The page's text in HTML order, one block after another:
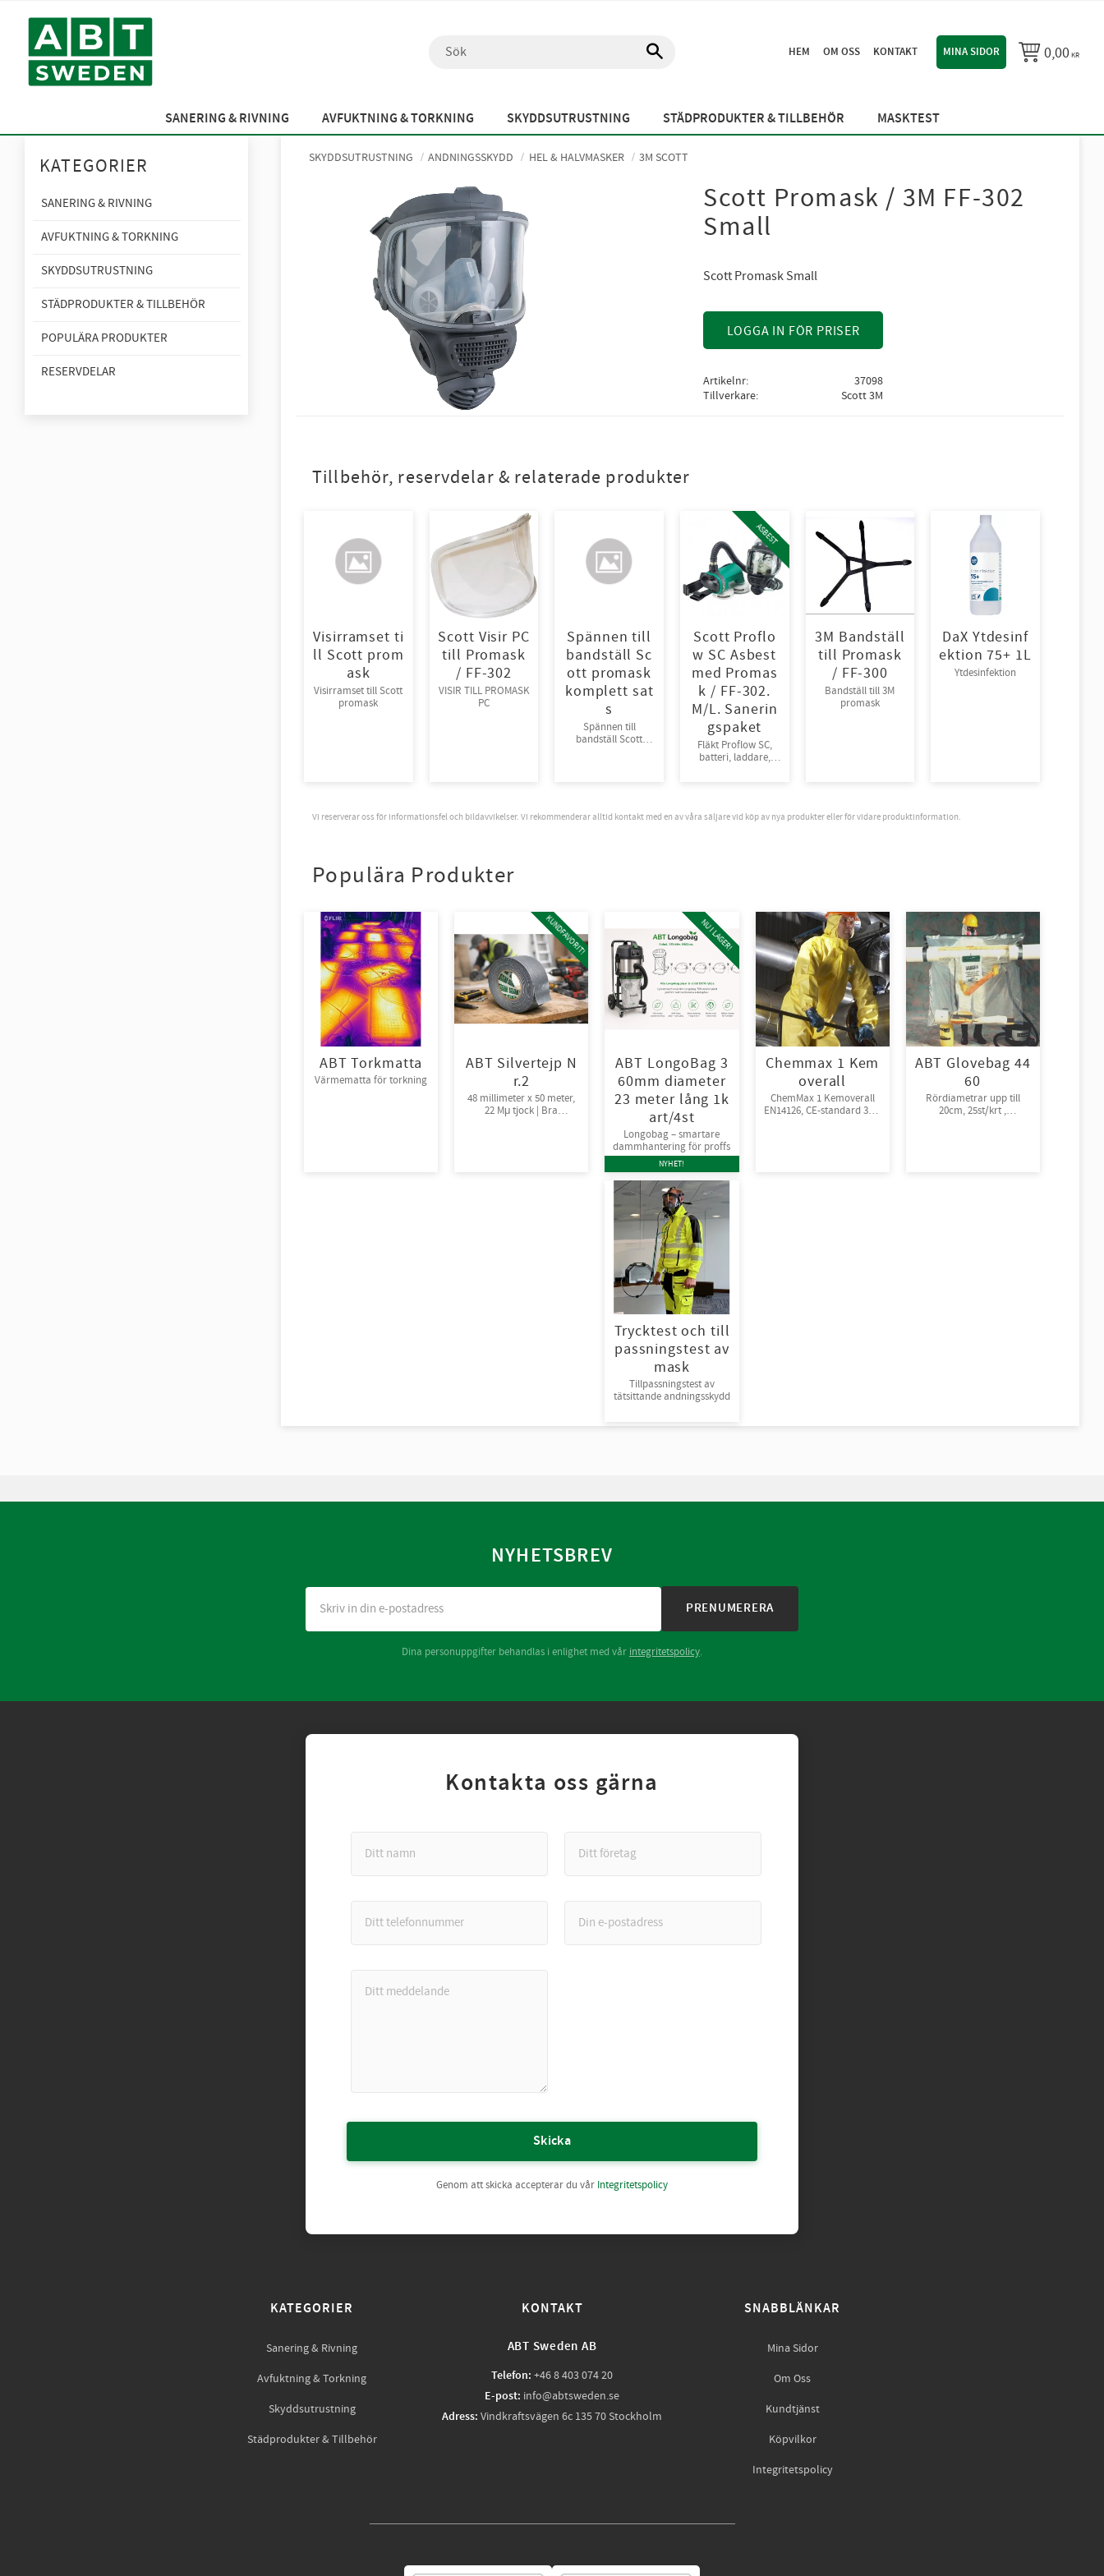
HEM OM OSS KONTAKT MINA SIDOR 0,00KR
SANERING & RIVNING AVFUKTNING & TORKNING SKYDDSUTRUSTNING STÄDPRODUKTER & TILLBEHÖR MASKTEST
SKYDDSUTRUSTNING ANDNINGSSKYDD HEL & HALVMASKER 3M SCOTT
Scott Promask / 3M FF-302
Small
Scott Promask Small
LOGGA IN FÖR PRISER
Artikelnr
37098
Tillverkare
Scott 3M
Tillbehör, reservdelar & relaterade produkter
Visirramset ti
ll Scott prom
ask
Visirramset till Scott
promask
Scott Visir PC
till Promask
/ FF-302
VISIR TILL PROMASK
PC
Spännen till
bandställ Sc
ott promask
komplett sat
s
Spännen till
bandställ Scott
Scott Proflo
w SC Asbest
med Promas
k / FF-302.
M/L. Sanerin
gspaket
Fläkt Proflow SC,
batteri, laddare,
P3.
ASBEST
3M Bandställ
till Promask
/ FF-300
Bandställ till 3M
promask
DaX Ytdesinf
ektion 75+ 1L
Ytdesinfektion
Vi reserverar oss för informationsfel och bildavvikelser. Vi rekommenderar alltid kontakt med en av våra säljare vid köp av nya produkter eller för vidare produktinformation.
Populära Produkter
ABT Torkmatta
Värmematta för torkning
ABT Silvertejp N
r.2
48 millimeter x 50 meter,
22 Mμ tjock | Bra
KUNDFAVORIT!
ABT LongoBag 3
60mm diameter
23 meter lång 1k
art/4st
Longobag – smartare
dammhantering för proffs
NU I LAGER!
NYHET!
Chemmax 1 Kem
overall
ChemMax 1 Kemoverall
EN14126, CE-standard 3-B,
ABT Glovebag 44
60
Rördiametrar upp till
20cm, 25st/krt ,
Trycktest och till
passningstest av
mask
Tillpassningstest av
tätsittande andningsskydd
KATEGORIER
SANERING & RIVNING
AVFUKTNING & TORKNING
SKYDDSUTRUSTNING
STÄDPRODUKTER & TILLBEHÖR
POPULÄRA PRODUKTER
RESERVDELAR
NYHETSBREV
PRENUMERERA
Dina personuppgifter behandlas i enlighet med vår integritetspolicy.
Kontakta oss gärna
Skicka
Genom att skicka accepterar du vår Integritetspolicy
KATEGORIER
Sanering & Rivning
Avfuktning & Torkning
Skyddsutrustning
Städprodukter & Tillbehör
KONTAKT
ABT Sweden AB
Telefon: +46 8 403 074 20
E-post: info@abtsweden.se
Adress: Vindkraftsvägen 6c 135 70 Stockholm
SNABBLÄNKAR
Mina Sidor
Om Oss
Kundtjänst
Köpvilkor
Integritetspolicy